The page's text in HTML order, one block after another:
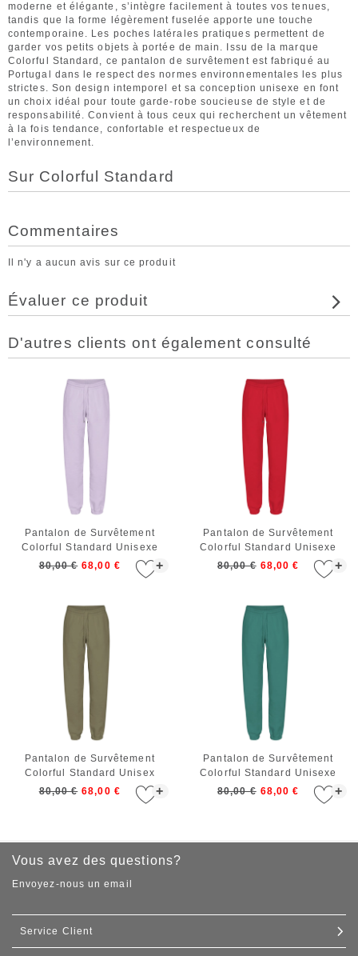
moderne et élégante, s’intègre facilement à toutes vos tenues,
tandis que la forme légèrement fuselée apporte une touche
contemporaine. Les poches latérales pratiques permettent de
garder vos petits objets à portée de main. Issu de la marque
Colorful Standard, ce pantalon de survêtement est fabriqué au
Portugal dans le respect des normes environnementales les plus
strictes. Son design intemporel et sa conception unisexe en font
un choix idéal pour toute garde-robe soucieuse de style et de
responsabilité. Convient à tous ceux qui recherchent un vêtement
à la fois tendance, confortable et respectueux de
l’environnement.
Sur Colorful Standard
Commentaires
Il n'y a aucun avis sur ce produit
Évaluer ce produit
D'autres clients ont également consulté
+
Pantalon de Survêtement
Colorful Standard Unisexe
Organic Sweatpants Soft
80,00 € 68,00 € +
Pantalon de Survêtement
Colorful Standard Unisexe
Organic Sweatpants Scarlet
80,00 € 68,00 €
+
Pantalon de Survêtement
Colorful Standard Unisex
Organic Sweatpants Dusty
80,00 € 68,00 € +
Pantalon de Survêtement
Colorful Standard Unisexe
Organic Sweatpants Pine
80,00 € 68,00 €
Vous avez des questions?
Envoyez-nous un email
Service Client